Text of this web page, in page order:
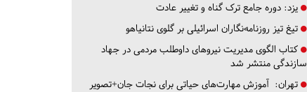
یزد: دوره جامع ترک گناه و تغییر عادت
تیغ تیز روزنامه‌نگاران اسرائیلی بر گلوی نتانیاهو
کتاب الگوی مدیریت نیروهای داوطلب مردمی در جهاد
سازندگی منتشر شد
تهران: آموزش مهارت‌های حیاتی برای نجات جان+تصویر